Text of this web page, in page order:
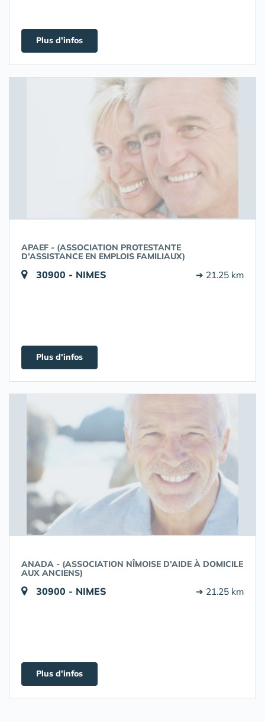
Plus d'infos
APAEF - (ASSOCIATION PROTESTANTE
D’ASSISTANCE EN EMPLOIS FAMILIAUX)
30900 - NIMES ➔ 21.25 km
Plus d'infos
ANADA - (ASSOCIATION NÎMOISE D’AIDE À DOMICILE
AUX ANCIENS)
30900 - NIMES ➔ 21.25 km
Plus d'infos